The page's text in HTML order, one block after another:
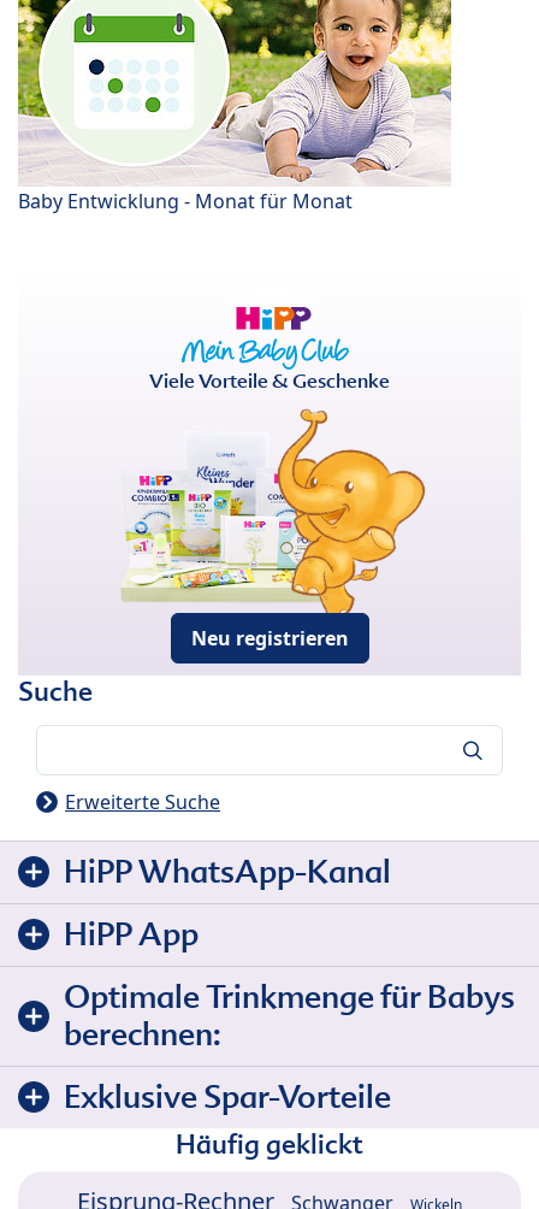
Baby Entwicklung - Monat für Monat
Viele Vorteile & Geschenke
Neu registrieren
Suche
Erweiterte Suche
HiPP WhatsApp-Kanal
HiPP App
Optimale Trinkmenge für Babys
berechnen:
Exklusive Spar-Vorteile
Häufig geklickt
Eisprung-Rechner Schwanger Wickeln